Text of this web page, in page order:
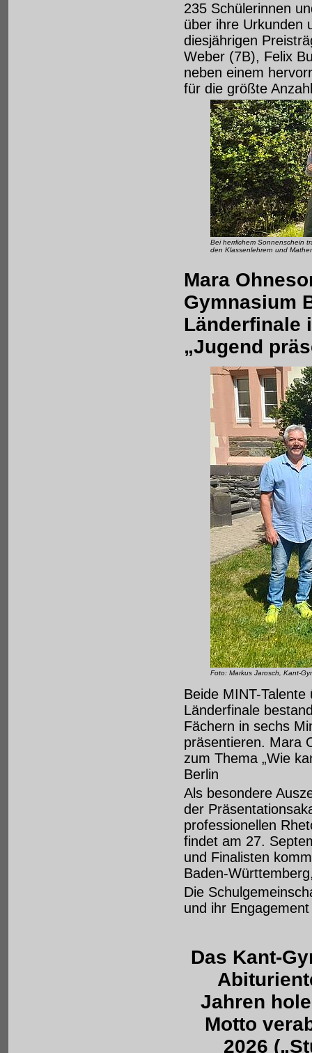
235 Schülerinnen
über ihre Urkunden
diesjährigen
Weber (7B), Felix
neben einem
für die größte
Bei herrlichem Sonnenschein
den Klassenlehrern und
Mara
Gymnasium
Länderfinale
„Jugend
Foto: Markus Jarosch, Kant-
Beide MINT-
Länderfinale
Fächern in sechs
präsentieren. Mara
zum Thema „Wie
Berlin
Als besondere
der
professionellen
findet am 27.
und Finalisten
Baden-
Die
und ihr
Das Kant-
Jahren
Motto
2026